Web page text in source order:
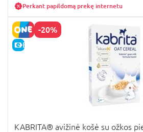
Perkant papildomą prekę internetu
-20%
E-KAINA
KABRITA® avižinė košė su ožkos